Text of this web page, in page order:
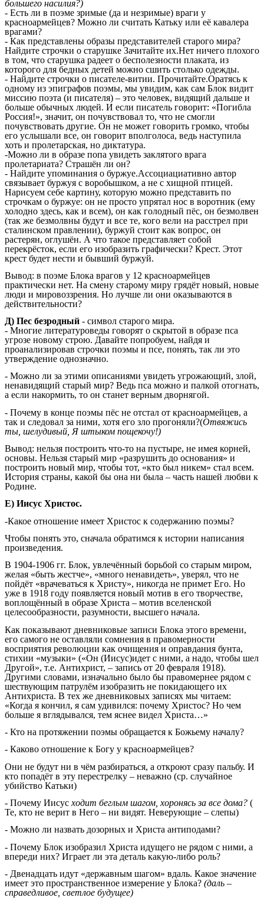
большего насилия?)
- Есть ли в поэме зримые (да и незримые) враги у
красноармейцев? Можно ли считать Катьку или её кавалера
врагами?
- Как представлены образы представителей старого мира?
Найдите строчки о старушке Зачитайте их.Нет ничего плохого
в том, что старушка радеет о бесполезности плаката, из
которого для бедных детей можно cшить столько одежды.
- Найдите строчки о писателе-витии. Прочитайте.Оратясь к
одному из эпиграфов поэмы, мы увидим, как сам Блок видит
миссию поэта (и писателя) – это человек, видящий дальше и
больше обычных людей. И если писатель говорит: «Погибла
Россия!», значит, он почувствовал то, что не смогли
почувствовать другие. Он не может говорить громко, чтобы
его услышали все, он говорит вполголоса, ведь наступила
хоть и пролетарская, но диктатура.
-Можно ли в образе попа увидеть заклятого врага
пролетариата? Страшён ли он?
- Найдите упоминания о буржуе.Ассоциациативно автор
связывает буржуя с воробышком, а не с хищной птицей.
Нарисуем себе картину, которую можно представить по
строчкам о буржуе: он не просто упрятал нос в воротник (ему
холодно здесь, как и всем), он как голодный пёс, он безмолвен
(так же безмолвны будут и все те, кого вели на расстрел при
сталинском правлении), буржуй стоит как вопрос, он
растерян, оглушён. А что такое представляет собой
перекрёсток, если его изобразить графически? Крест. Этот
крест будет нести и бывший буржуй.
Вывод: в поэме Блока врагов у 12 красноармейцев
практически нет. На смену старому миру грядёт новый, новые
люди и мировоззрения. Но лучше ли они оказываются в
действительности?
Д) Пес безродный - символ старого мира.
- Многие литературоведы говорят о скрытой в образе пса
угрозе новому строю. Давайте попробуем, найдя и
проанализировав строчки поэмы и псе, понять, так ли это
утверждение однозначно.
- Можно ли за этими описаниями увидеть угрожающий, злой,
ненавидящий старый мир? Ведь пса можно и палкой отогнать,
а если накормить, то он станет верным дворнягой.
- Почему в конце поэмы пёс не отстал от красноармейцев, а
так и следовал за ними, хотя его зло прогоняли?(Отвяжись
ты, шелудивый, Я штыком пощекочу!)
Вывод: нельзя построить что-то на пустыре, не имея корней,
основы. Нельзя старый мир «разрушить до основания» и
построить новый мир, чтобы тот, «кто был никем» стал всем.
История страны, какой бы она ни была – часть нашей любви к
Родине.
Е) Иисус Христос.
-Какое отношение имеет Христос к содержанию поэмы?
Чтобы понять это, сначала обратимся к истории написания
произведения.
В 1904-1906 гг. Блок, увлечённый борьбой со старым миром,
желая «быть жестче», «много ненавидеть», уверял, что не
пойдёт «врачеваться к Христу», никогда не примет Его. Но
уже в 1918 году появляется новый мотив в его творчестве,
воплощённый в образе Христа – мотив вселенской
целесообразности, разумности, высшего начала.
Как показывают дневниковые записи Блока этого времени,
его самого не оставляли сомнения в правомерности
восприятия революции как очищения и оправдания бунта,
стихии «музыки» («Он (Иисус)идет с ними, а надо, чтобы шел
Другой», т.е. Антихрист, – запись от 20 февраля 1918).
Другими словами, изначально было бы правомернее рядом с
шествующим патрулём изобразить не покидающего их
Антихриста. В тех же дневниковых записях мы читаем:
«Когда я кончил, я сам удивился: почему Христос? Но чем
больше я вглядывался, тем яснее видел Христа…»
- Кто на протяжении поэмы обращается к Божьему началу?
- Каково отношение к Богу у красноармейцев?
Они не будут ни в чём разбираться, а откроют сразу пальбу. И
кто попадёт в эту перестрелку – неважно (ср. случайное
убийство Катьки)
- Почему Иисус ходит беглым шагом, хоронясь за все дома? (
Те, кто не верит в Него – ни видят. Неверующие – слепы)
- Можно ли назвать дозорных и Христа антиподами?
- Почему Блок изобразил Христа идущего не рядом с ними, а
впереди них? Играет ли эта деталь какую-либо роль?
- Двенадцать идут «державным шагом» вдаль. Какое значение
имеет это пространственное измерение у Блока? (даль –
справедливое, светлое будущее)